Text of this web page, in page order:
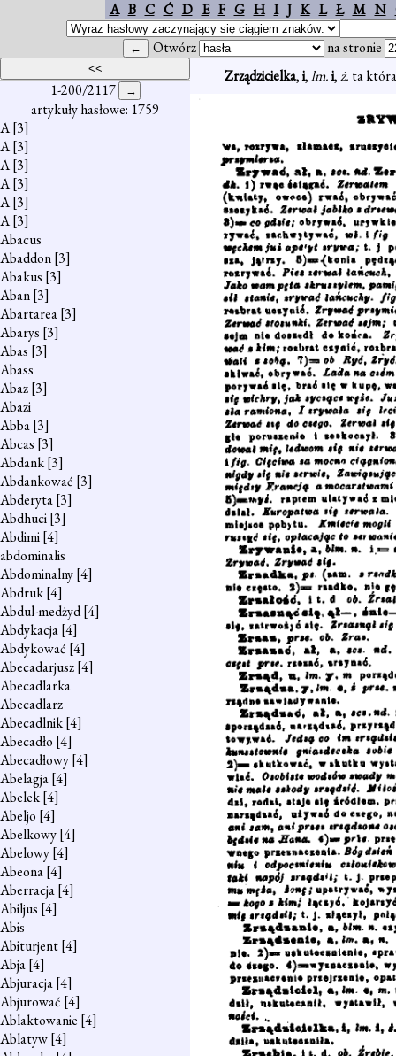
A B C Ć D E F G H I J K L Ł M N
Otwórz na stronie
1-200/2117
artykuły hasłowe: 1759
A[3]
A[3]
A[3]
A[3]
A[3]
A[3]
Abacus
Abaddon[3]
Abakus [3]
Aban[3]
Abartarea[3]
Abarys [3]
Abas [3]
Abass
Abaz[3]
Abazi
Abba[3]
Abcas [3]
Abdank[3]
Abdankować [3]
Abderyta[3]
Abdhuci[3]
Abdimi[4]
abdominalis
Abdominalny[4]
Abdruk[4]
Abdul-medżyd[4]
Abdykacja[4]
Abdykować [4]
Abecadarjusz[4]
Abecadlarka
Abecadlarz
Abecadlnik[4]
Abecadło [4]
Abecadłowy[4]
Abelagja[4]
Abelek[4]
Abeljo [4]
Abelkowy[4]
Abelowy[4]
Abeona[4]
Aberracja[4]
Abiljus [4]
Abis
Abiturjent[4]
Abja[4]
Abjuracja[4]
Abjurować [4]
Ablaktowanie [4]
Ablatyw[4]
Zrządzicielka,i,lm.i,ż. ta